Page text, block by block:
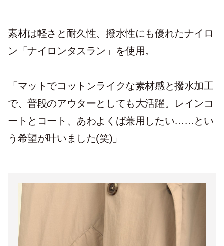
素材は軽さと耐久性、撥水性にも優れたナイロ
ン「ナイロンタスラン」を使用。
「マットでコットンライクな素材感と撥水加工
で、普段のアウターとしても大活躍。レインコ
ートとコート、あわよくば兼用したい……とい
う希望が叶いました(笑)」